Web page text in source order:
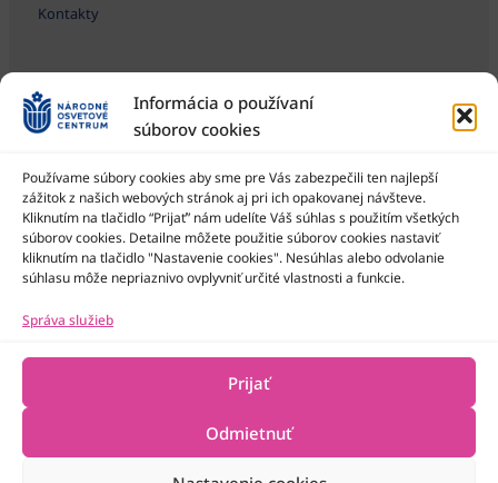
Informácia o používaní
súborov cookies
Používame súbory cookies aby sme pre Vás zabezpečili ten najlepší
zážitok z našich webových stránok aj pri ich opakovanej návšteve.
Kliknutím na tlačidlo “Prijať” nám udelíte Váš súhlas s použitím všetkých
súborov cookies. Detailne môžete použitie súborov cookies nastaviť
kliknutím na tlačidlo "Nastavenie cookies". Nesúhlas alebo odvolanie
súhlasu môže nepriaznivo ovplyvniť určité vlastnosti a funkcie.
Správa služieb
Prijať
Odmietnuť
Kontakty
Národné osvetové centrum je štátna príspevková organizácia
Ministerstva kultúry SR